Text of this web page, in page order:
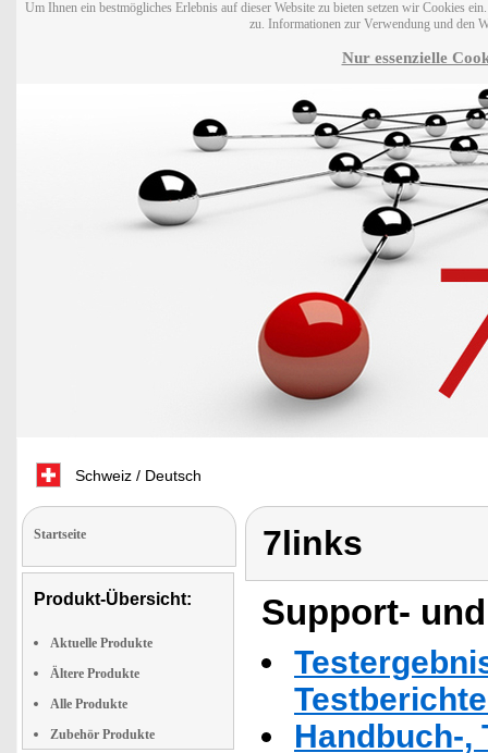
Um Ihnen ein bestmögliches Erlebnis auf dieser Website zu bieten setzen wir Cookies
zu. Informationen zur Verwendung und den
Nur essenzielle
Schweiz / Deutsch
Startseite
Produkt-Übersicht:
Aktuelle Produkte
Ältere Produkte
Alle Produkte
Zubehör Produkte
7links
Support-
Handbuch-,